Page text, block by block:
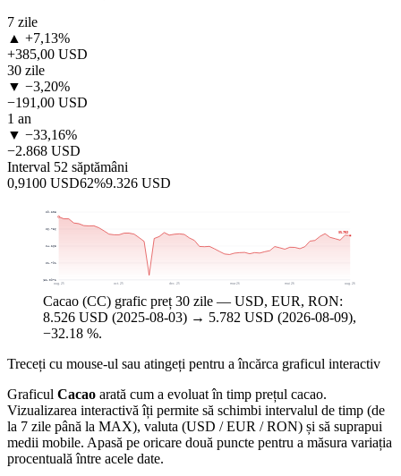
7 zile
▲ +7,13%
+385,00 USD
30 zile
▼ −3,20%
−191,00 USD
1 an
▼ −33,16%
−2.868 USD
Interval 52 săptămâni
0,9100 USD62%9.326 USD
$-681,0972
$1.791
$4.263
$6.736
$9.208
aug. 25 oct. 25 dec. 25 mar. 26 mai 26 aug. 26
$5.782
Cacao (CC) grafic preț 30 zile — USD, EUR, RON:
8.526 USD (2025-08-03) → 5.782 USD (2026-08-09),
−32.18 %.
Treceți cu mouse-ul sau atingeți pentru a încărca graficul interactiv
Graficul Cacao arată cum a evoluat în timp prețul cacao.
Vizualizarea interactivă îți permite să schimbi intervalul de timp (de
la 7 zile până la MAX), valuta (USD / EUR / RON) și să suprapui
medii mobile. Apasă pe oricare două puncte pentru a măsura variația
procentuală între acele date.